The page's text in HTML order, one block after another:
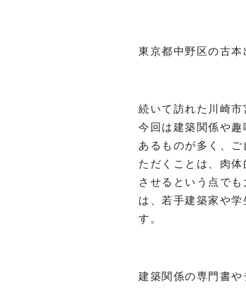
東京都中野区の古
続いて訪れた川崎市
今回は建築関係や
あるものが多く、
ただくことは、肉
させるという点で
は、若手建築家や
す。
建築関係の専門書